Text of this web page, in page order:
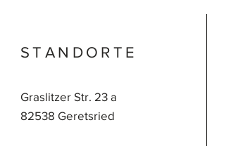
STANDORTE
Graslitzer Str. 23 a
82538 Geretsried